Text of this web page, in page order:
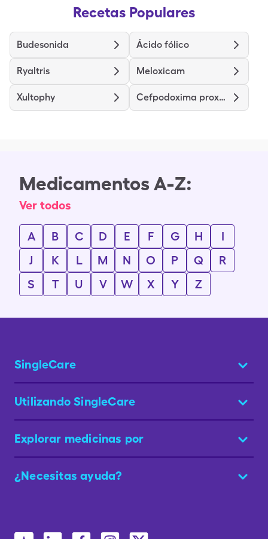
Recetas Populares
Budesonida Ácido fólico
Ryaltris Meloxicam
Xultophy Cefpodoxima proxetil
Medicamentos A-Z:
Ver todos
A B C D E F G H
I
J
K L M N O P Q
R
S
T U V W X Y Z
SingleCare
Utilizando SingleCare
Explorar medicinas por
¿Necesitas ayuda?